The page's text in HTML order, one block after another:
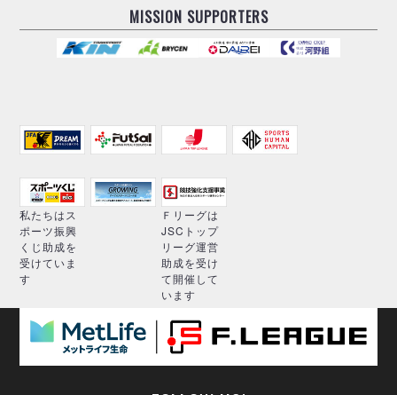
MISSION SUPPORTERS
私たちはス
ポーツ振興
くじ助成を
受けていま
す
Ｆリーグは
JSCトップ
リーグ運営
助成を受け
て開催して
います